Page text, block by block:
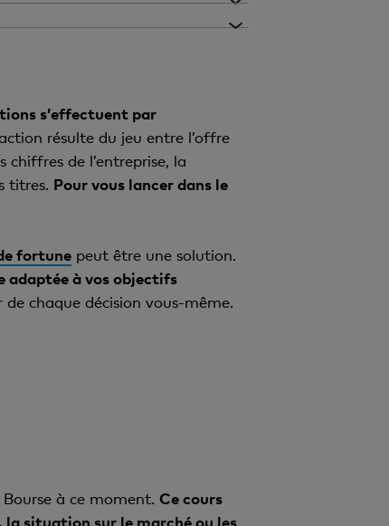
mais en
peuvent être tout
à une participation
la liquidité en Bourse
de l’entreprise, ce
pour
Cela n’a pas
la part du capital
nominale. Chacune
s’effectuent par
résulte du jeu entre l’offre
de l’entreprise, la
titres. Pour vous lancer dans le
fortunepeut être une solution.
adaptée à vos objectifs
chaque décision vous-même.
à ce moment. Ce cours
situation sur le marché ou les